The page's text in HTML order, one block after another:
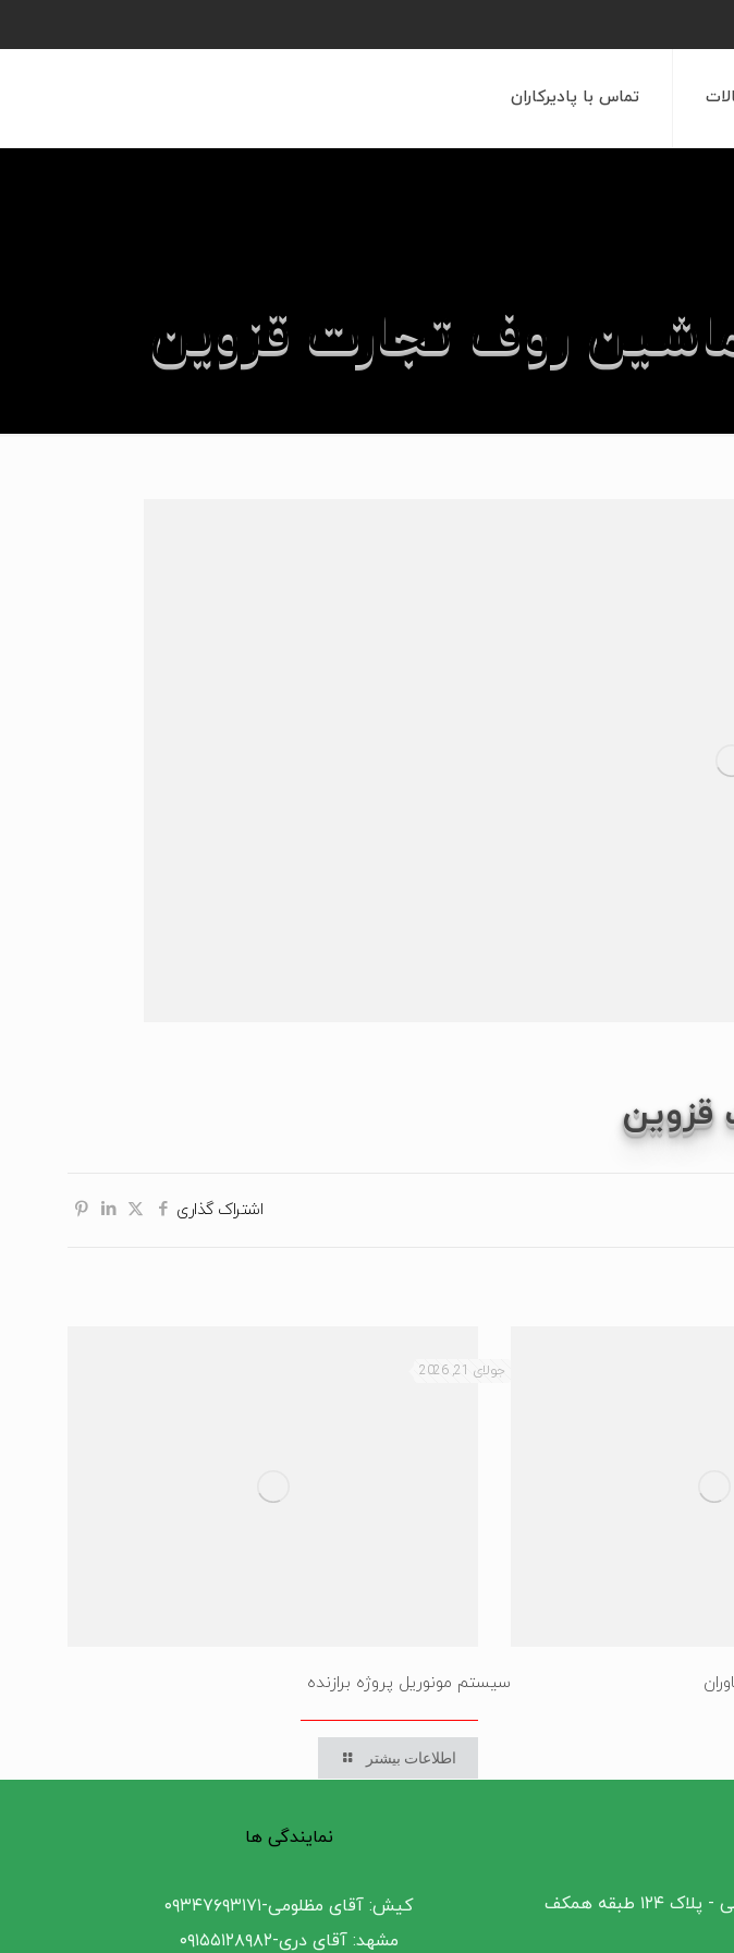
تماس با پادیرکاران
روف تجارت قزوین
قزوین
اشتراک گذاری
جولای 21, 2026
سیستم مونوریل پروژه برازنده
اطلاعات بیشتر
همکف
نمایندگی ها
کیش: آقای مظلومی-۰۹۳۴۷۶۹۳۱۷۱
مشهد: آقای دری-۰۹۱۵۵۱۲۸۹۸۲